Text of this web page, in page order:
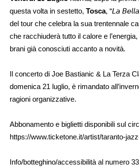
questa volta in sestetto, Tosca, “𝘓𝘢
del tour che celebra la sua trentennale
che racchiuderà tutto il calore e
brani già conosciuti accanto a novità.
Il concerto di Joe Bastianic & La Terza
domenica 21 luglio, è rimandato
ragioni organizzative.
Abbonamento e biglietti disponibili sul
https://www.ticketone.it/artist/taranto-
Info/botteghino/accessibilità al numero